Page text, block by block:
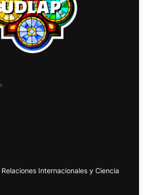
Internacionales y Ciencia